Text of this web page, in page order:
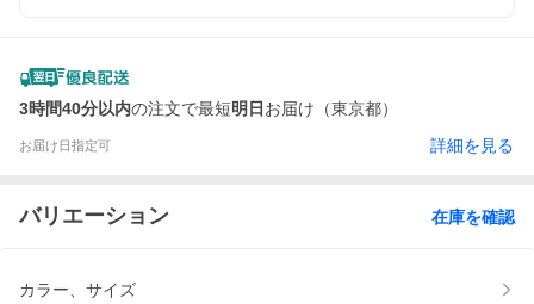
3時間40分以内の注文で最短明日 お届け（東京都）
お届け日指定可 詳細を見る
バリエーション 在庫を確認
カラー、サイズ